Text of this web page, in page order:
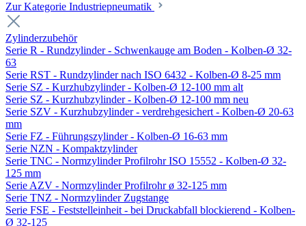
Zur Kategorie Industriepneumatik
Zylinderzubehör
Serie R - Rundzylinder - Schwenkauge am Boden - Kolben-Ø 32-
63
Serie RST - Rundzylinder nach ISO 6432 - Kolben-Ø 8-25 mm
Serie SZ - Kurzhubzylinder - Kolben-Ø 12-100 mm alt
Serie SZ - Kurzhubzylinder - Kolben-Ø 12-100 mm neu
Serie SZV - Kurzhubzylinder - verdrehgesichert - Kolben-Ø 20-63
mm
Serie FZ - Führungszylinder - Kolben-Ø 16-63 mm
Serie NZN - Kompaktzylinder
Serie TNC - Normzylinder Profilrohr ISO 15552 - Kolben-Ø 32-
125 mm
Serie AZV - Normzylinder Profilrohr ø 32-125 mm
Serie TNZ - Normzylinder Zugstange
Serie FSE - Feststelleinheit - bei Druckabfall blockierend - Kolben-
Ø 32-125